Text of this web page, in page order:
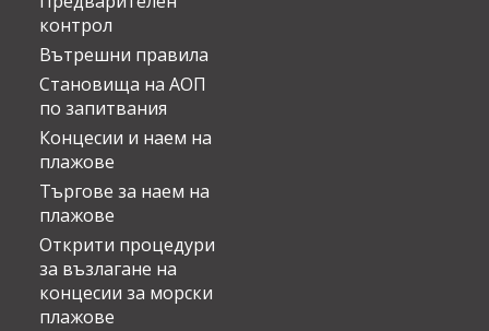
контрол
Вътрешни правила
Становища на АОП
по запитвания
Концесии и наем на
плажове
Търгове за наем на
плажове
Открити процедури
за възлагане на
концесии за морски
плажове